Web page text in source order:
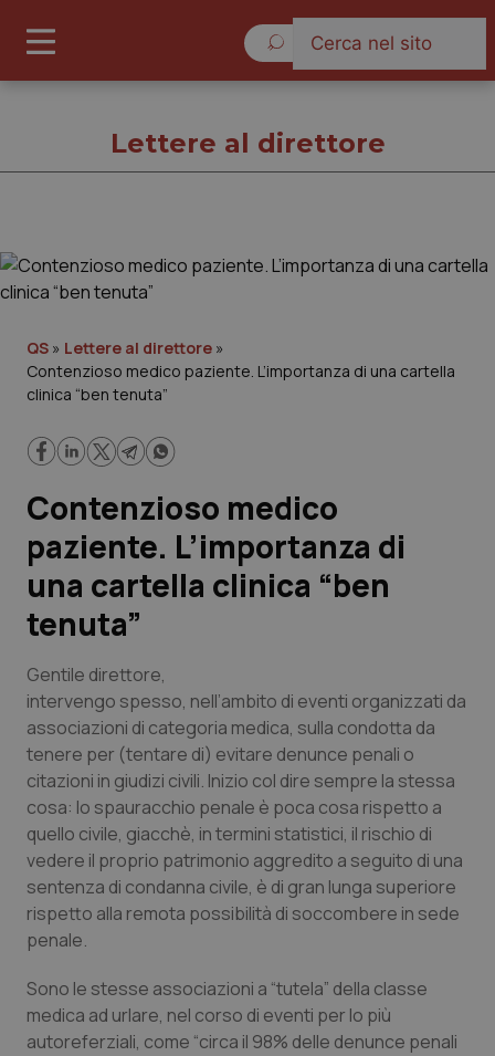
Governo e Parlamento
Regioni e Asl
Lavoro e Professioni
Scienza e Farmaci
Studi e Analisi
Lettere al direttore
Edizioni Regionali
QS Pro
Professionisti Sanitari.AI
Abruzzo
Basilicata
Calabria
QS Pro Gold
Artrite & artrosi
Asma & BPCO
QS Club
Lettere al direttore
QS » Lettere al direttore »
Contenzioso medico paziente. L’importanza di una cartella
clinica “ben tenuta”
Contenzioso medico
paziente. L’importanza di
una cartella clinica “ben
tenuta”
Gentile direttore,
intervengo spesso, nell’ambito di eventi organizzati da
associazioni di categoria medica, sulla condotta da
tenere per (tentare di) evitare denunce penali o
citazioni in giudizi civili. Inizio col dire sempre la stessa
cosa: lo spauracchio penale è poca cosa rispetto a
quello civile, giacchè, in termini statistici, il rischio di
vedere il proprio patrimonio aggredito a seguito di una
sentenza di condanna civile, è di gran lunga superiore
rispetto alla remota possibilità di soccombere in sede
penale.
Sono le stesse associazioni a “tutela” della classe
medica ad urlare, nel corso di eventi per lo più
autoreferziali, come “circa il 98% delle denunce penali